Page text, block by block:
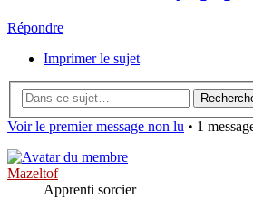
Répondre
Imprimer le sujet
Voir le premier message non lu • 1
Mazeltof
Apprenti sorcier